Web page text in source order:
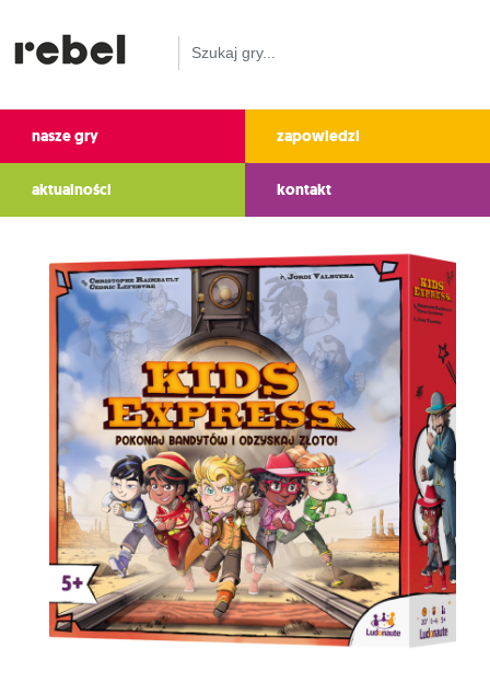
nasze gry zapowiedzi
aktualności kontakt